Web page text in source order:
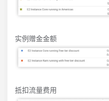
实例赠金金额
抵扣流量费用